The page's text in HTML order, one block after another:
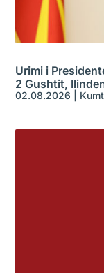
Urimi i
2 Gushtit,
02.08.2026